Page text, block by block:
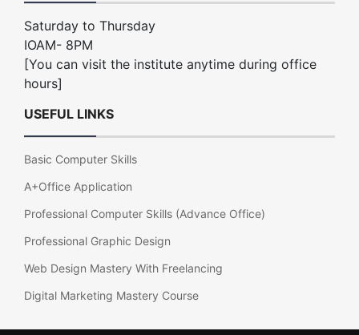
Saturday to Thursday
IOAM- 8PM
[You can visit the institute anytime during office
hours]
USEFUL LINKS
Basic Computer Skills
A+Office Application
Professional Computer Skills (Advance Office)
Professional Graphic Design
Web Design Mastery With Freelancing
Digital Marketing Mastery Course